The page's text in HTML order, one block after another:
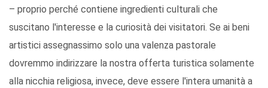
– proprio perché contiene ingredienti culturali che
suscitano l'interesse e la curiosità dei visitatori. Se ai beni
artistici assegnassimo solo una valenza pastorale
dovremmo indirizzare la nostra offerta turistica solamente
alla nicchia religiosa, invece, deve essere l'intera umanità a